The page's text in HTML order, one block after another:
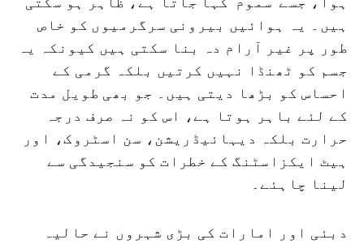
ہیں۔ یہ ہوائیں بیرونی سرگرمیوں کو خاص
طور پر غیر آرام دہ بنا سکتی ہیں کیونکہ یہ
جسم کو ٹھنڈا نہیں کرتیں بلکہ گرمی کے
احساس کو بڑھا دیتی ہیں۔ جو بھی طویل مدت
کے لئے باہر ہوتا ہے، اس کو نہ صرف درجہ
حرارت بلکہ دیہائیڈریشن، سن اسٹروک، اور
ہیٹ ایکزاسٹنگ کے خطرات کو سنجیدگی سے
لینا چاہئے۔
دبئی اور امارات کی بڑی شہروں نے حالیہ